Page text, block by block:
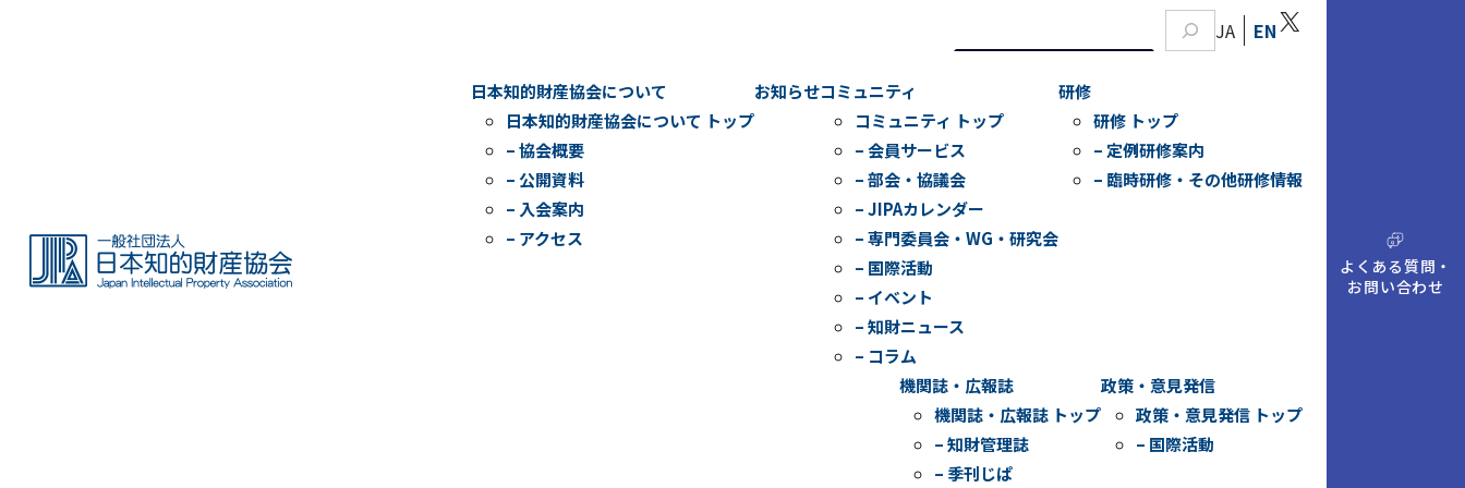
索
JA ENX
日本知的財産協会について
日本知的財産協会について トップ
– 協会概要
– 公開資料
– 入会案内
– アクセス
お知らせコミュニティ
コミュニティ トップ
– 会員サービス
– 部会・協議会
– JIPAカレンダー
– 専門委員会・WG・研究会
– 国際活動
– イベント
– 知財ニュース
– コラム
研修
研修 トップ
– 定例研修案内
– 臨時研修・その他研修情報
機関誌・広報誌
機関誌・広報誌 トップ
– 知財管理誌
– 季刊じぱ
政策・意見発信
政策・意見発信 トップ
– 国際活動
A
Q
よくある質問・
お問い合わせ